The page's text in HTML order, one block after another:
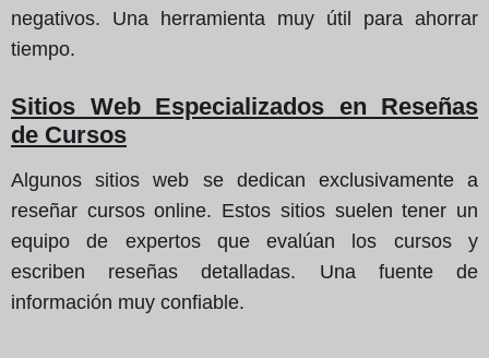
negativos. Una herramienta muy útil para ahorrar
tiempo.
Sitios Web Especializados en Reseñas
de Cursos
Algunos sitios web se dedican exclusivamente a
reseñar cursos online. Estos sitios suelen tener un
equipo de expertos que evalúan los cursos y
escriben reseñas detalladas. Una fuente de
información muy confiable.